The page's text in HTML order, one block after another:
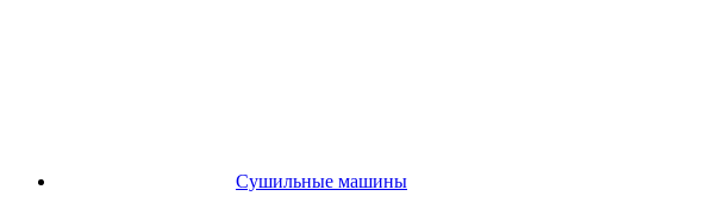
Сушильные машины